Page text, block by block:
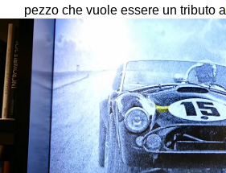
pezzo che vuole essere un tributo a